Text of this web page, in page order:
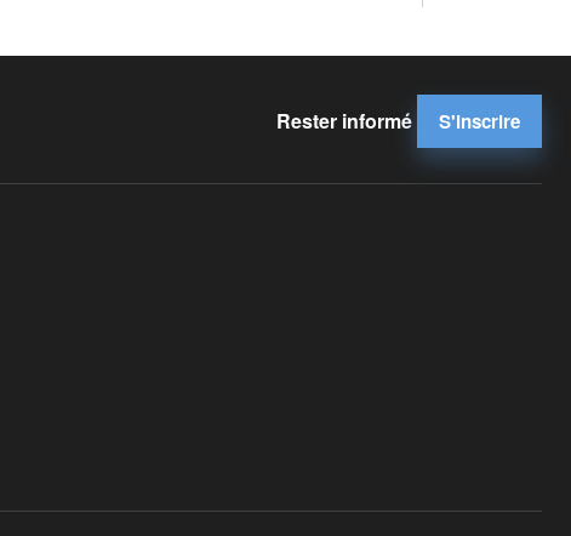
Rester informé S'inscrire